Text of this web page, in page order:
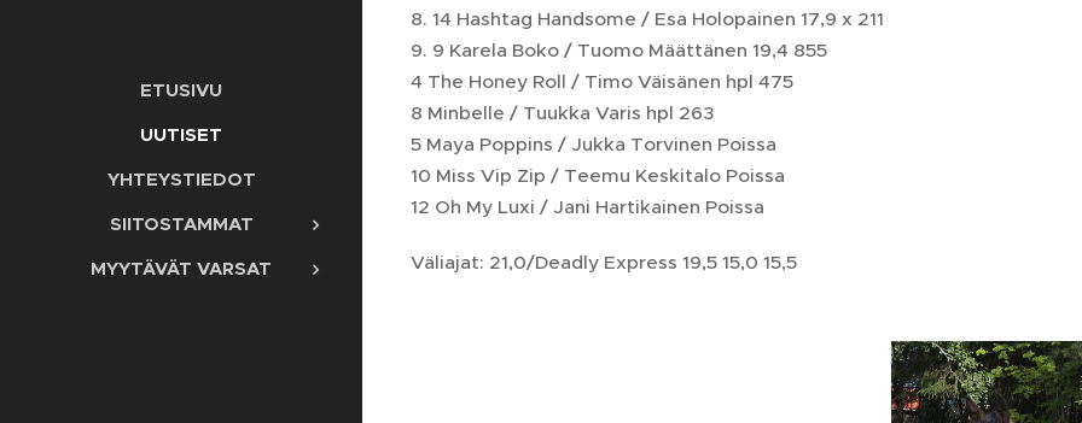
ETUSIVU
UUTISET
YHTEYSTIEDOT
SIITOSTAMMAT
MYYTÄVÄT VARSAT
8. 14 Hashtag Handsome / Esa
9. 9 Karela Boko / Tuomo Määttänen 19,4 855
4 The Honey Roll / Timo Väisänen hpl 475
8 Minbelle / Tuukka Varis hpl 263
5 Maya Poppins / Jukka Torvinen Poissa
10 Miss Vip Zip / Teemu Keskitalo Poissa
12 Oh My Luxi / Jani Hartikainen Poissa
Väliajat: 21,0/Deadly Express 19,5 15,0 15,5